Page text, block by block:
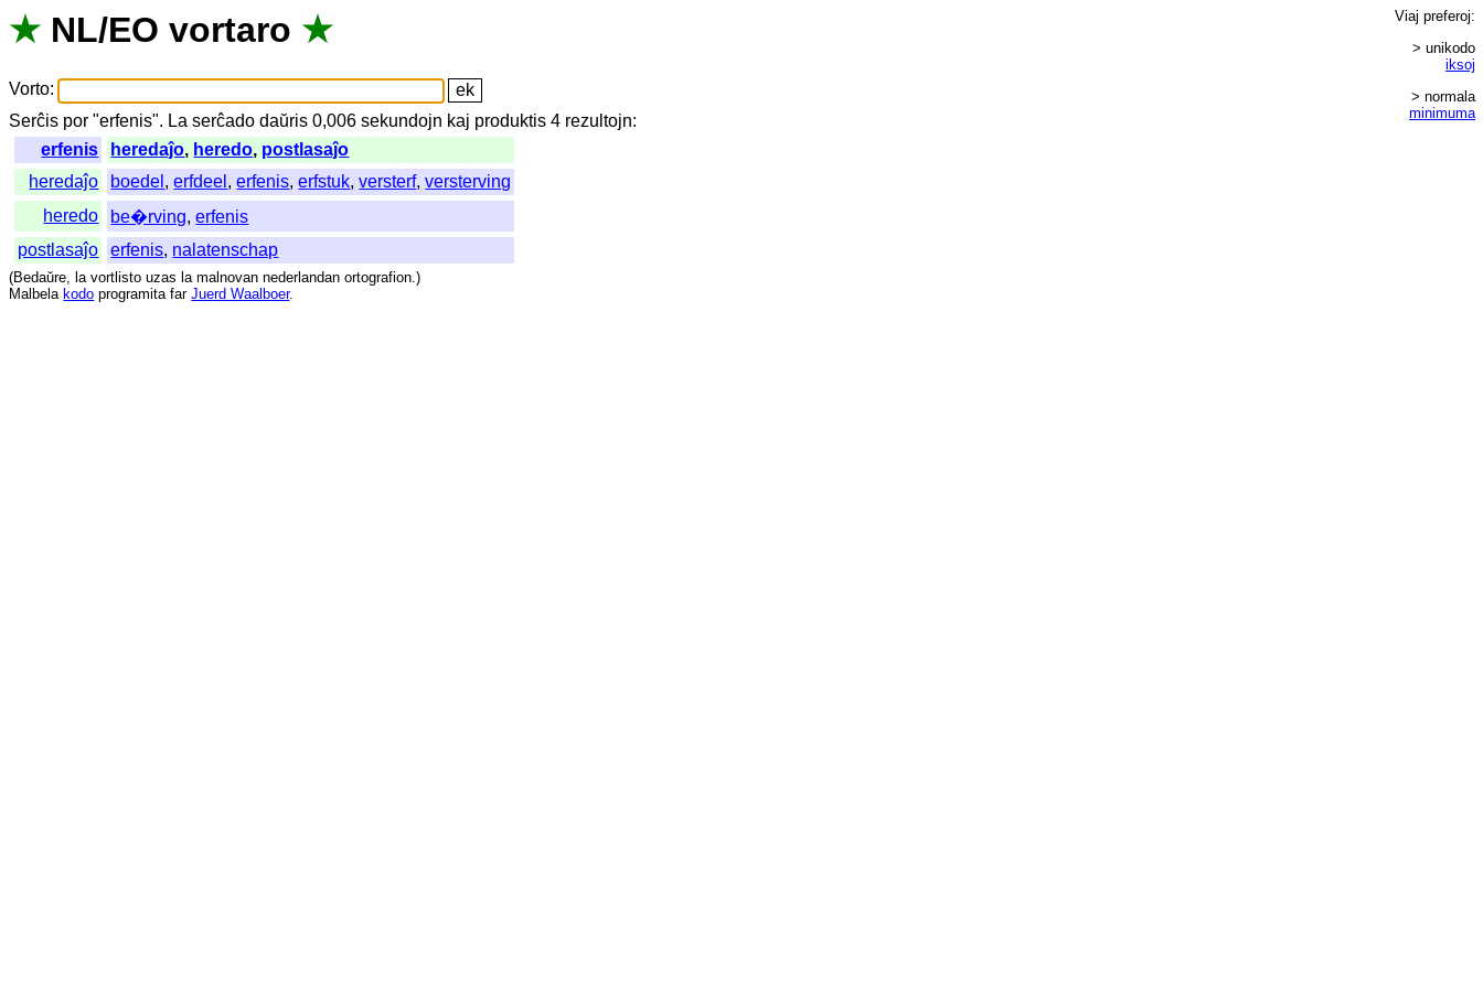
★ NL/EO vortaro ★
Vorto:
Serĉis por "erfenis". La serĉado daŭris 0,006sekundojn kaj produktis 4 rezultojn:
erfenis
heredaĵo, heredo, postlasaĵo
heredaĵo
boedel ,erfdeel ,erfenis,erfstuk,versterf,versterving
heredo
be�rving,erfenis
postlasaĵo
erfenis, nalatenschap
Viaj preferoj:
> unikodo
iksoj
> normala
minimuma
(Bedaŭre, la vortlisto uzas la malnovan nederlandan ortografion.)
Malbela kodo programita far Juerd Waalboer.